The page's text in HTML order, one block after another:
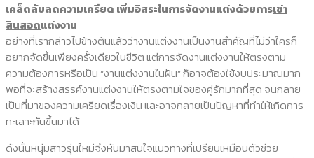
เคล็ดลับลดความเครียด เพิ่มอิสระในการจัดงานแต่งด้วยการเช่า
สินสอดแต่งงาน
อย่างที่เรากล่าวไปข้างต้นแล้วว่างานแต่งงานเป็นงานสำคัญที่ไม่ว่าใครก็
อยากจัดขึ้นเพียงครั้งเดียวในชีวิต แต่การจัดงานแต่งงานให้ตรงตาม
ความต้องการหรือเป็น “งานแต่งงานในฝัน” ก็อาจต้องใช้งบประมาณมาก
พอที่จะสร้างสรรค์งานแต่งงานให้ตรงตามใจของคู่รักมากที่สุด จนกลาย
เป็นที่มาของความเครียดเรื่องเงิน และอาจกลายเป็นปัญหาที่ทำให้เกิดการ
ทะเลาะกันขึ้นมาได้
ดังนั้นหนุ่มสาวรุ่นใหม่จึงหันมาสนใจแนวทางที่เปรียบเหมือนตัวช่วย